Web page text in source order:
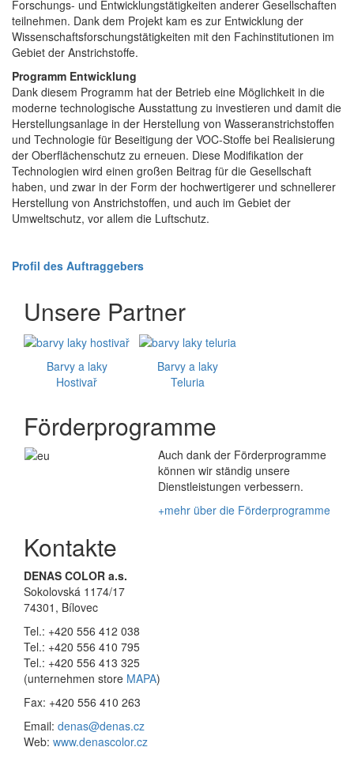
Forschungs- und Entwicklungstätigkeiten anderer Gesellschaften
teilnehmen. Dank dem Projekt kam es zur Entwicklung der
Wissenschaftsforschungstätigkeiten mit den Fachinstitutionen im
Gebiet der Anstrichstoffe.
Programm Entwicklung
Dank diesem Programm hat der Betrieb eine Möglichkeit in die
moderne technologische Ausstattung zu investieren und damit die
Herstellungsanlage in der Herstellung von Wasseranstrichstoffen
und Technologie für Beseitigung der VOC-Stoffe bei Realisierung
der Oberflächenschutz zu erneuen. Diese Modifikation der
Technologien wird einen großen Beitrag für die Gesellschaft
haben, und zwar in der Form der hochwertigerer und schnellerer
Herstellung von Anstrichstoffen, und auch im Gebiet der
Umweltschutz, vor allem die Luftschutz.
Profil des Auftraggebers
Unsere Partner
Barvy a laky
Hostivař
Barvy a laky
Teluria
Förderprogramme
Auch dank der Förderprogramme
können wir ständig unsere
Dienstleistungen verbessern.
+mehr über die Förderprogramme
Kontakte
DENAS COLOR a.s.
Sokolovská 1174/17
74301, Bílovec
Tel.: +420 556 412 038
Tel.: +420 556 410 795
Tel.: +420 556 413 325
(unternehmen store MAPA)
Fax: +420 556 410 263
Email: denas@denas.cz
Web: www.denascolor.cz